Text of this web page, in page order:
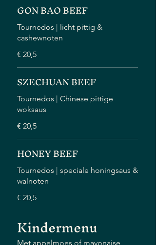
GON BAO BEEF
Tournedos | licht pittig &
cashewnoten
€ 20,5
SZECHUAN BEEF
Tournedos | Chinese pittige
woksaus
€ 20,5
HONEY BEEF
Tournedos | speciale honingsaus &
walnoten
€ 20,5
Kindermenu
Met appelmoes of mayonaise